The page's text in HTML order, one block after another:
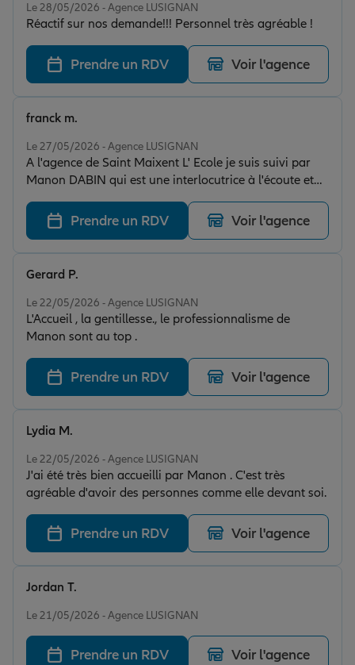
Le 28/05/2026 - Agence LUSIGNAN
Réactif sur nos demande!!! Personnel très agréable !
Prendre un RDV Voir l'agence
Le 27/05/2026 - Agence LUSIGNAN
A l'agence de Saint Maixent L' Ecole je suis suivi par
Manon DABIN qui est une interlocutrice à l'écoute et
attentionnée, toujours disponible et apportant des
réponses directes et satisfaisantes. Je remercie Manon
pour son professionnalisme. Les agents de L'agence de
Saint Maixent sont accueillants et chaleureux
franck m.
Prendre un RDV Voir l'agence
Le 22/05/2026 - Agence LUSIGNAN
L'Accueil , la gentillesse., le professionnalisme de
Manon sont au top .
Gerard P.
Prendre un RDV Voir l'agence
Le 22/05/2026 - Agence LUSIGNAN
J'ai été très bien accueilli par Manon . C'est très
agréable d'avoir des personnes comme elle devant soi.
Lydia M.
Prendre un RDV Voir l'agence
Le 21/05/2026 - Agence LUSIGNAN
Jordan T.
Prendre un RDV Voir l'agence